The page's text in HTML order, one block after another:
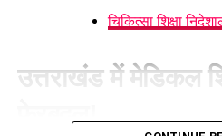
34 हजार भर्तियां,
अधिक युवाओं को सरकारी नौकरी
चिकित्सा शिक्षा
उत्तराखंड में मेडिकल
फेरबदल!